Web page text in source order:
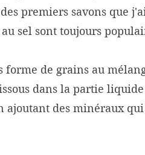
premiers savons que
sel sont toujours
forme de grains au
dans la partie
ajoutant des minéraux